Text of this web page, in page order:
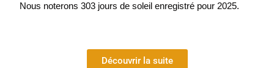
Nous noterons 303 jours de soleil enregistré pour 2025.
Découvrir la suite